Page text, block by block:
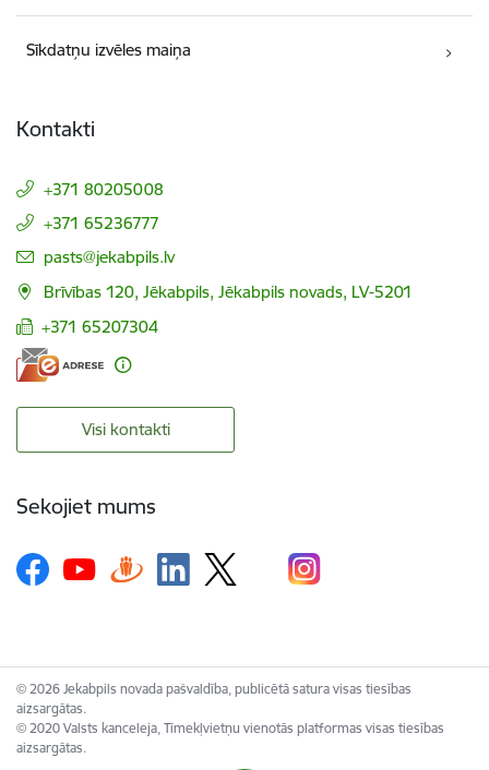
Sīkdatņu izvēles maiņa
Kontakti
+371 80205008
+371 65236777
E-pasts:
pasts@jekabpils.lv
Brīvības 120, Jēkabpils, Jēkabpils novads, LV-5201
+371 65207304
Visi kontakti
Sekojiet mums
© 2026 Jekabpils novada pašvaldība, publicētā satura visas tiesības
aizsargātas.
© 2020 Valsts kanceleja, Tīmekļvietņu vienotās platformas visas tiesības
aizsargātas.